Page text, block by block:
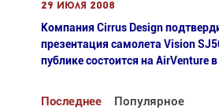
29 июля 2008
Компания Cirrus Design
презентация самолета Vision
публике состоится на AirVenture
Последнее Популярное